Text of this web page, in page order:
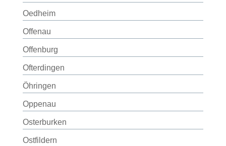
Oedheim
Offenau
Offenburg
Ofterdingen
Öhringen
Oppenau
Osterburken
Ostfildern